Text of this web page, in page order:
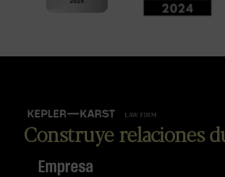
Construye relaciones
Empresa